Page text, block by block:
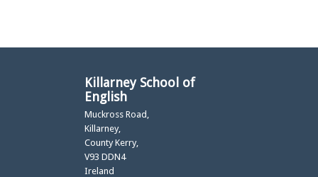
Killarney School of
English
Muckross Road,
Killarney,
County Kerry,
V93 DDN4
Ireland